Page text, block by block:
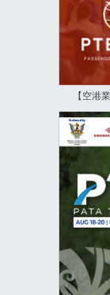
【空港